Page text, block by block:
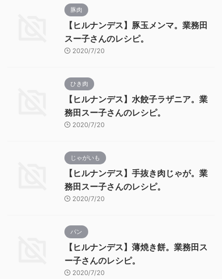
豚肉
【ヒルナンデス】豚玉メンマ。業務田
スー子さんのレシピ。
2020/7/20
ひき肉
【ヒルナンデス】水餃子ラザニア。業
務田スー子さんのレシピ。
2020/7/20
じゃがいも
【ヒルナンデス】手抜き肉じゃが。業
務田スー子さんのレシピ。
2020/7/20
パン
【ヒルナンデス】薄焼き餅。業務田ス
ー子さんのレシピ。
2020/7/20